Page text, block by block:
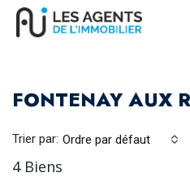
FONTENAY AUX
4 Biens
Trier par: Ordre par défaut